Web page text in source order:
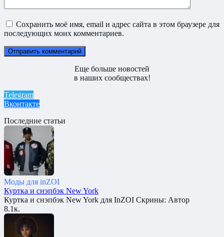
Сохранить моё имя, email и адрес сайта в этом браузере для
последующих моих комментариев.
Еще больше новостей
в наших сообществах!
Telegram
Вконтакте
Последние статьи
Моды для inZOI
Куртка и снэпбэк New York
Куртка и снэпбэк New York для InZOI Скрины: Автор
8.1к.